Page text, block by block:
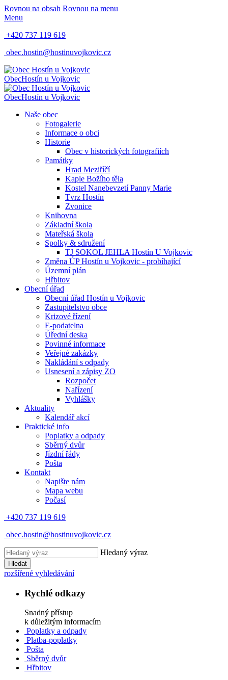
Rovnou na obsah Rovnou na menu
Menu
+420 737 119 619
obec.hostin@hostinuvojkovic.cz
ObecHostín u Vojkovic
ObecHostín u Vojkovic
Naše obec
Fotogalerie
Informace o obci
Historie
Obec v historických fotografiích
Památky
Hrad Meziříčí
Kaple Božího těla
Kostel Nanebevzetí Panny Marie
Tvrz Hostín
Zvonice
Knihovna
Základní škola
Mateřská škola
Spolky & sdružení
TJ SOKOL JEHLA Hostín U Vojkovic
Změna ÚP Hostín u Vojkovic - probíhající
Územní plán
Hřbitov
Obecní úřad
Obecní úřad Hostín u Vojkovic
Zastupitelstvo obce
Krizové řízení
E-podatelna
Úřední deska
Povinné informace
Veřejné zakázky
Nakládání s odpady
Usnesení a zápisy ZO
Rozpočet
Nařízení
Vyhlášky
Aktuality
Kalendář akcí
Praktické info
Poplatky a odpady
Sběrný dvůr
Jízdní řády
Pošta
Kontakt
Napište nám
Mapa webu
Počasí
+420 737 119 619
obec.hostin@hostinuvojkovic.cz
Hledaný výraz
Hledat
rozšířené vyhledávání
Rychlé odkazy
Snadný přístup
k důležitým informacím
Poplatky a odpady
Platba-poplatky
Pošta
Sběrný dvůr
Hřbitov